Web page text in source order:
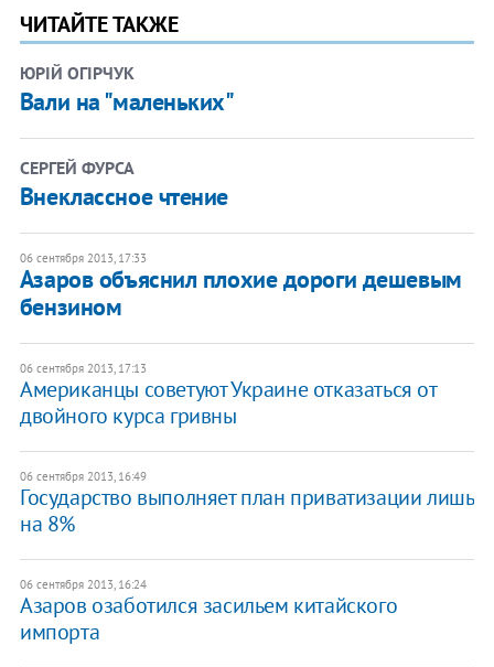
ЧИТАЙТЕ ТАКЖЕ
ЮРІЙ ОГІРЧУК
Вали на "маленьких"
СЕРГЕЙ ФУРСА
Внеклассное чтение
06 сентября 2013, 17:33
Азаров объяснил плохие дороги дешевым
бензином
06 сентября 2013, 17:13
Американцы советуют Украине отказаться от
двойного курса гривны
06 сентября 2013, 16:49
Государство выполняет план приватизации лишь
на 8%
06 сентября 2013, 16:24
Азаров озаботился засильем китайского
импорта